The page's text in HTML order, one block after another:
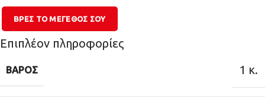
ΒΡΕΣ ΤΟ ΜΕΓΕΘΌΣ ΣΟΥ
Επιπλέον πληροφορίες
ΒΆΡΟΣ 1 κ.